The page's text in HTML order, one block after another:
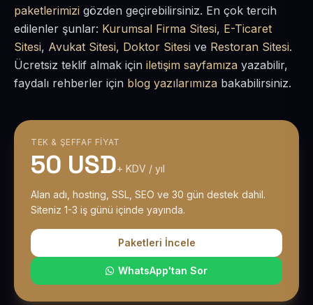
paketlerimizi gözden geçirebilirsiniz. En çok tercih
edilenler şunlar: Kurumsal Firma Sitesi, E-Ticaret
Sitesi, Avukat Sitesi, Doktor Sitesi ve Restoran Sitesi.
Ücretsiz teklif almak için iletişim sayfamıza yazabilir,
faydalı rehberler için blog yazılarımıza bakabilirsiniz.
TEK & ŞEFFAF FIYAT
50 USD+ KDV / yıl
Alan adı, hosting, SSL, SEO ve 30 gün destek dahil.
Siteniz 1-3 iş günü içinde yayında.
Paketleri İncele
WhatsApp'tan Sor